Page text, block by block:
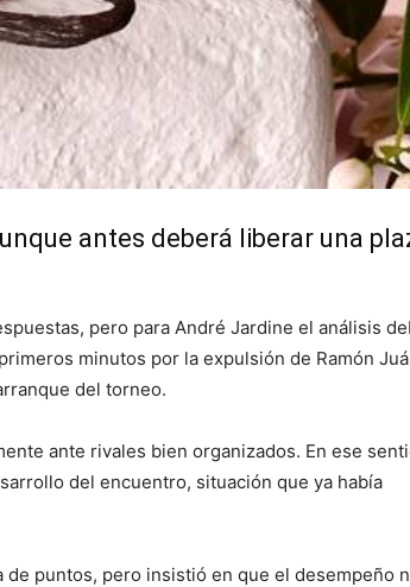
antes deberá liberar una
pero para André Jardine el análisis
minutos por la expulsión de Ramón
del torneo.
ante rivales bien organizados. En ese
del encuentro, situación que ya había
puntos, pero insistió en que el desempeño